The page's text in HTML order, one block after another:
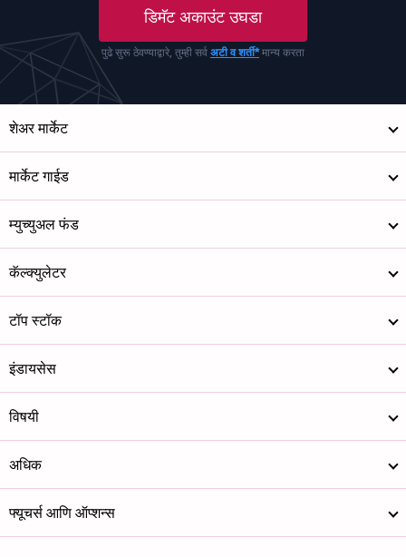
डिमॅट अकाउंट उघडा
पुढे सुरू ठेवण्याद्वारे, तुम्ही सर्व अटी व शर्ती*मान्य करता
शेअर मार्केट
मार्केट गाईड
म्युच्युअल फंड
कॅल्क्युलेटर
टॉप स्टॉक
इंडायसेस
विषयी
अधिक
फ्यूचर्स आणि ऑप्शन्स